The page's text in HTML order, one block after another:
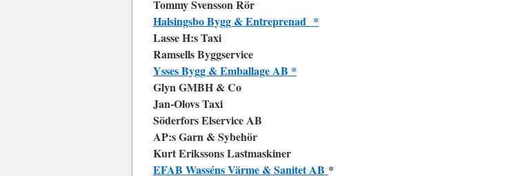
Tommy Svensson Rör
Halsingsbo Bygg & Entreprenad *
Lasse H:s Taxi
Ramsells Byggservice
Ysses Bygg & Emballage AB *
Glyn GMBH & Co
Jan-Olovs Taxi
Söderfors Elservice AB
AP:s Garn & Sybehör
Kurt Erikssons Lastmaskiner
EFAB Wasséns Värme & Sanitet AB *